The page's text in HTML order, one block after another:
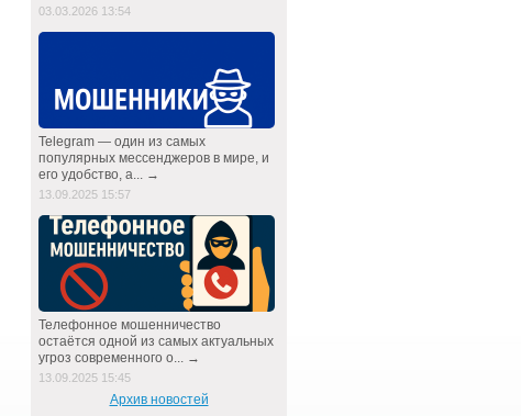
03.03.2026 13:54
Telegram — один из самых
популярных мессенджеров в мире, и
его удобство, а... →
13.09.2025 15:57
Телефонное мошенничество
остаётся одной из самых актуальных
угроз современного о... →
13.09.2025 15:45
Архив новостей